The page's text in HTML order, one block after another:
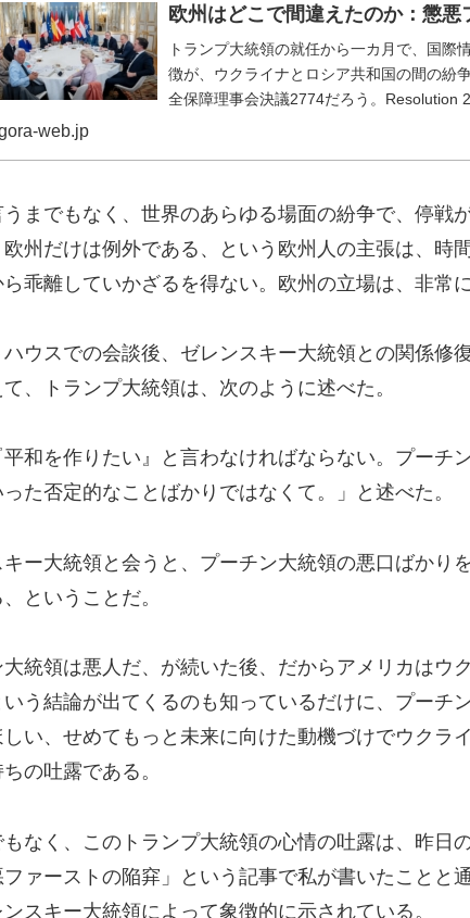
欧州はどこで間違えたのか：懲悪
トランプ大統領の就任から一カ月で、国際
徴が、ウクライナとロシア共和国の間の紛
全保障理事会決議2774だろう。
web.jp
うまでもなく、世界のあらゆる場面の紛争で、停戦
欧州だけは例外である、という欧州人の主張は、時
乖離していかざるを得ない。欧州の立場は、非常に
ハウスでの会談後、ゼレンスキー大統領との関係修
、トランプ大統領は、次のように述べた。
平和を作りたい』と言わなければならない。プーチ
た否定的なことばかりではなくて。」と述べた。
ー大統領と会うと、プーチン大統領の悪口ばかり
ということだ。
統領は悪人だ、が続いた後、だからアメリカはウ
いう結論が出てくるのも知っているだけに、プーチ
い、せめてもっと未来に向けた動機づけでウクラ
の吐露である。
なく、このトランプ大統領の心情の吐露は、昨日
ァーストの陥穽」という記事で私が書いたことと
スキー大統領によって象徴的に示されている。